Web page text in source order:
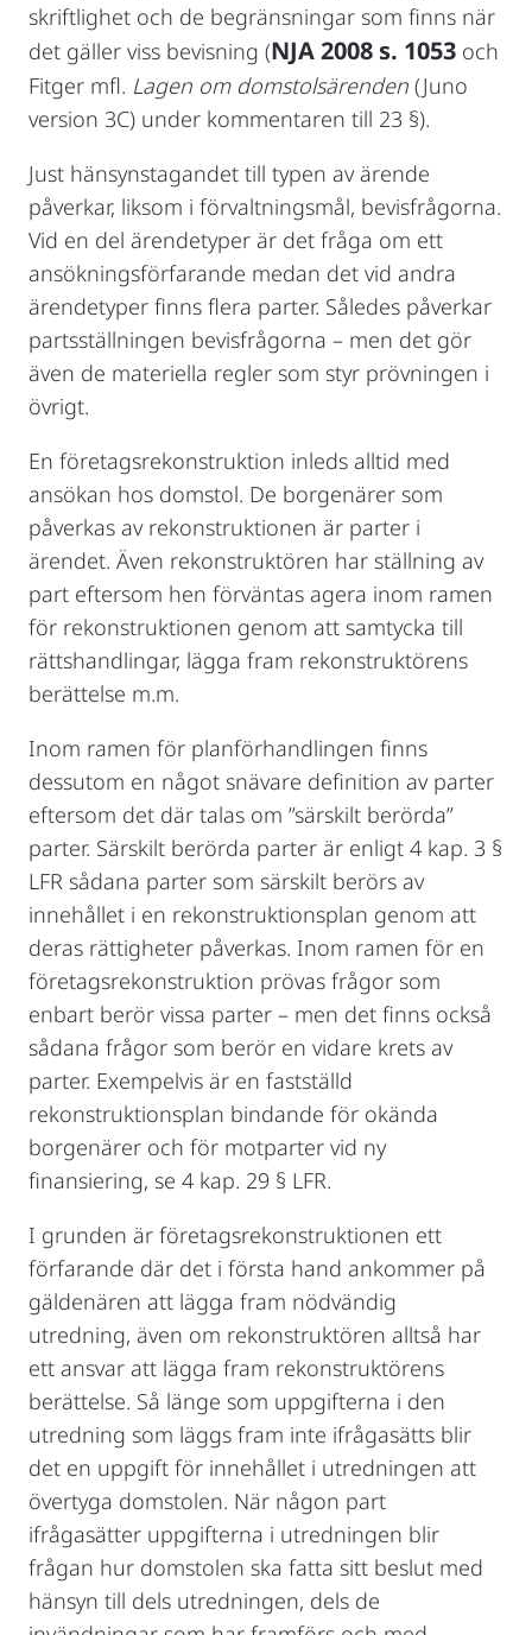
skriftlighet och de begränsningar som finns när
det gäller viss bevisning (NJA 2008 s. 1053 och
Fitger mfl. Lagen om domstolsärenden (Juno
version 3C) under kommentaren till 23 §).
Just hänsynstagandet till typen av ärende
påverkar, liksom i förvaltningsmål, bevisfrågorna.
Vid en del ärendetyper är det fråga om ett
ansökningsförfarande medan det vid andra
ärendetyper finns flera parter. Således påverkar
partsställningen bevisfrågorna – men det gör
även de materiella regler som styr prövningen i
övrigt.
En företagsrekonstruktion inleds alltid med
ansökan hos domstol. De borgenärer som
påverkas av rekonstruktionen är parter i
ärendet. Även rekonstruktören har ställning av
part eftersom hen förväntas agera inom ramen
för rekonstruktionen genom att samtycka till
rättshandlingar, lägga fram rekonstruktörens
berättelse m.m.
Inom ramen för planförhandlingen finns
dessutom en något snävare definition av parter
eftersom det där talas om ”särskilt berörda”
parter. Särskilt berörda parter är enligt 4 kap. 3 §
LFR sådana parter som särskilt berörs av
innehållet i en rekonstruktionsplan genom att
deras rättigheter påverkas. Inom ramen för en
företagsrekonstruktion prövas frågor som
enbart berör vissa parter – men det finns också
sådana frågor som berör en vidare krets av
parter. Exempelvis är en fastställd
rekonstruktionsplan bindande för okända
borgenärer och för motparter vid ny
finansiering, se 4 kap. 29 § LFR.
I grunden är företagsrekonstruktionen ett
förfarande där det i första hand ankommer på
gäldenären att lägga fram nödvändig
utredning, även om rekonstruktören alltså har
ett ansvar att lägga fram rekonstruktörens
berättelse. Så länge som uppgifterna i den
utredning som läggs fram inte ifrågasätts blir
det en uppgift för innehållet i utredningen att
övertyga domstolen. När någon part
ifrågasätter uppgifterna i utredningen blir
frågan hur domstolen ska fatta sitt beslut med
hänsyn till dels utredningen, dels de